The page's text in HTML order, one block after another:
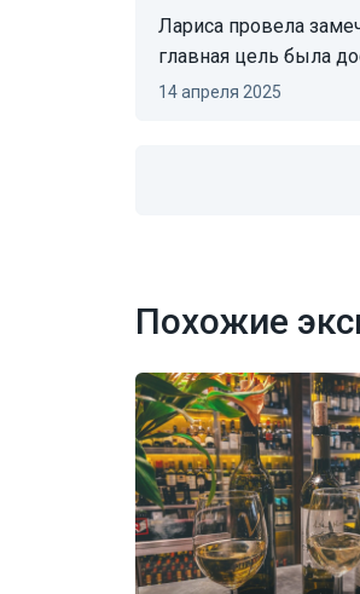
Лариса провела замечательную экскурсию: Профессионально, интересно, а главное,
главная цель была
14 апреля 2025
Похожие